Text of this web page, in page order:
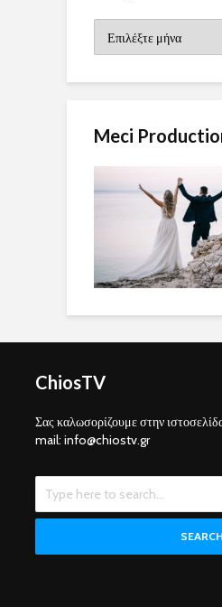
Meci
ChiosTV
Σας καλωσορίζουμε στην
mail: info@chiostv.gr
SEARCH